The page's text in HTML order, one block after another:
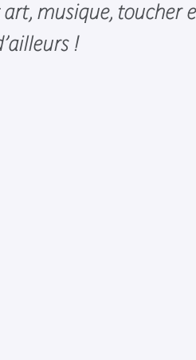
musique, toucher
!